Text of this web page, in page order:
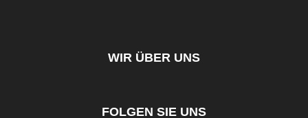
WIR ÜBER UNS
FOLGEN SIE UNS